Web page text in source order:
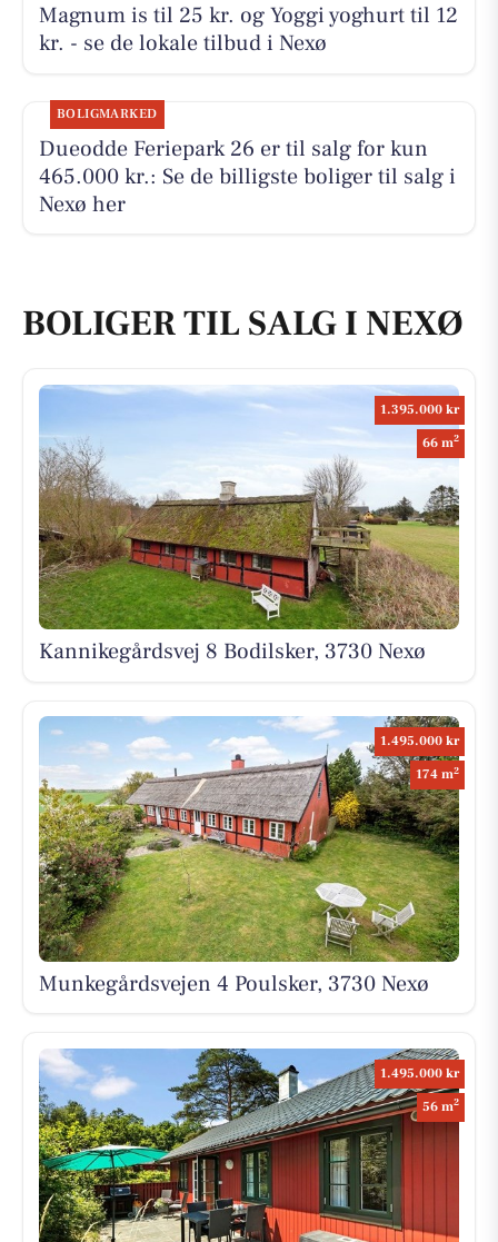
Magnum is til 25 kr. og Yoggi yoghurt til 12
kr. - se de lokale tilbud i Nexø
BOLIGMARKED
Dueodde Feriepark 26 er til salg for kun
465.000 kr.: Se de billigste boliger til salg i
Nexø her
BOLIGER TIL SALG I NEXØ
1.395.000 kr
66 m2
Kannikegårdsvej 8 Bodilsker, 3730 Nexø
1.495.000 kr
174 m2
Munkegårdsvejen 4 Poulsker, 3730 Nexø
1.495.000 kr
56 m2